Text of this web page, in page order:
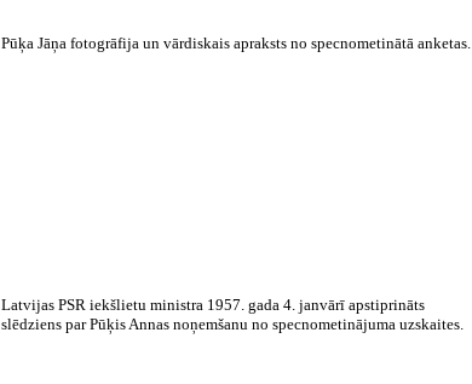
Pūķa Jāņa fotogrāfija un vārdiskais apraksts no specnometinātā anketas.
Latvijas PSR iekšlietu ministra 1957. gada 4. janvārī apstiprināts
slēdziens par Pūķis Annas noņemšanu no specnometinājuma uzskaites.